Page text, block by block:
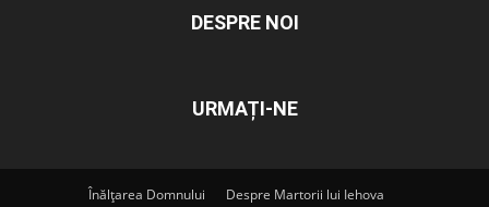
DESPRE NOI
URMAȚI-NE
Înălțarea Domnului Despre Martorii lui Iehova